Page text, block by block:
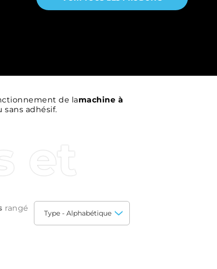
de lamachine à
adhésif.
et
rangé